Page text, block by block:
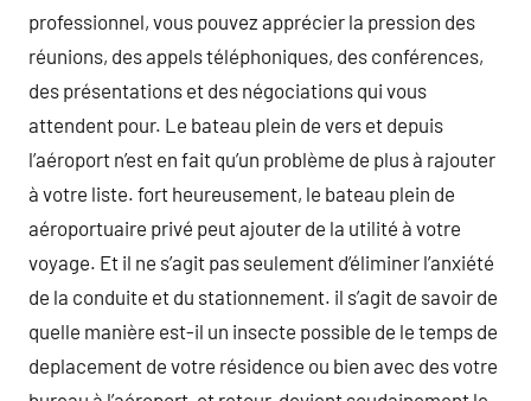
professionnel, vous pouvez apprécier la pression des
réunions, des appels téléphoniques, des conférences,
des présentations et des négociations qui vous
attendent pour. Le bateau plein de vers et depuis
l’aéroport n’est en fait qu’un problème de plus à rajouter
à votre liste. fort heureusement, le bateau plein de
aéroportuaire privé peut ajouter de la utilité à votre
voyage. Et il ne s’agit pas seulement d’éliminer l’anxiété
de la conduite et du stationnement. il s’agit de savoir de
quelle manière est-il un insecte possible de le temps de
deplacement de votre résidence ou bien avec des votre